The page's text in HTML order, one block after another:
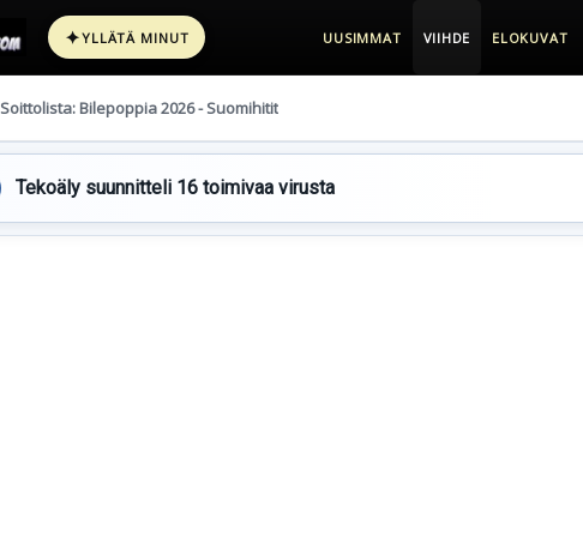
✦YLLÄTÄ MINUT UUSIMMAT VIIHDE ELOKUVAT
Soittolista: Bilepoppia 2026 - Suomihitit
Tekoäly suunnitteli 16 toimivaa virusta